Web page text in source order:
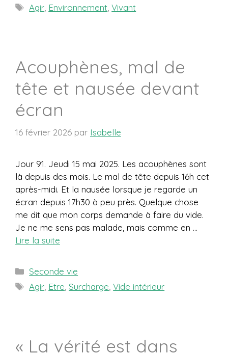
Étiquettes
Agir Environnement ,Vivant
Acouphènes, mal de
tête et nausée devant
écran
16 février 2026 par Isabelle
Jour 91. Jeudi 15 mai 2025. Les acouphènes sont
là depuis des mois. Le mal de tête depuis 16h cet
après-midi. Et la nausée lorsque je regarde un
écran depuis 17h30 à peu près. Quelque chose
me dit que mon corps demande à faire du vide.
Je ne me sens pas malade, mais comme en …
Lire la suite
Catégories
Seconde vie
Étiquettes
Agir Etre Surcharge ,Vide intérieur
« La vérité est dans